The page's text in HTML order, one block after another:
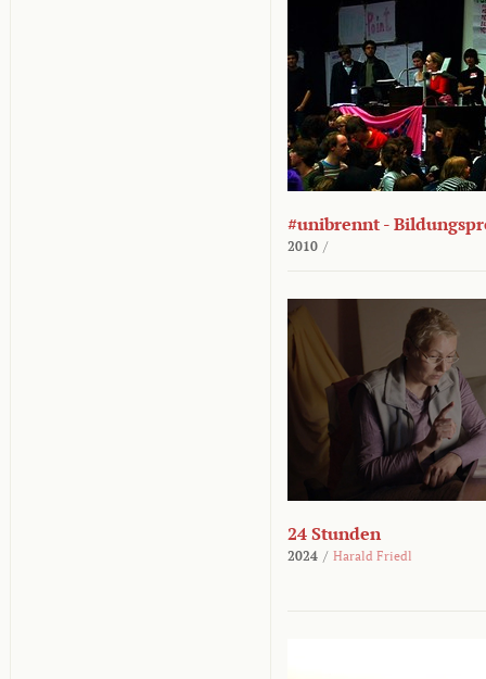
#unibrennt -
2010 /
24 Stunden
2024 / Harald Friedl